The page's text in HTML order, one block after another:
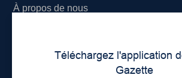
Téléchargez l'application
Gazette
À propos de nous